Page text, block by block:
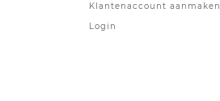
Klantenaccount aanmaken
Login